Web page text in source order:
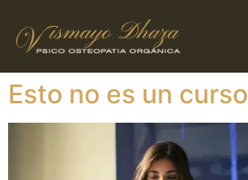
Esto no es un curso